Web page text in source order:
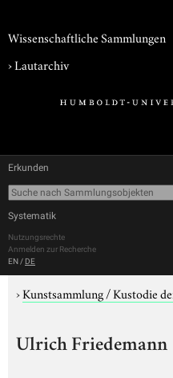
Wissenschaftliche Sammlungen
›Lautarchiv
Erkunden
Systematik
Nutzungsrechte
Anmelden zur Recherche
EN / DE
›Kunstsammlung / Kustodie
Ulrich Friedemann